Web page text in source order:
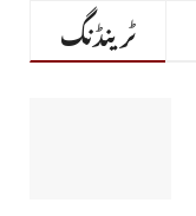
ٹرینڈنگ